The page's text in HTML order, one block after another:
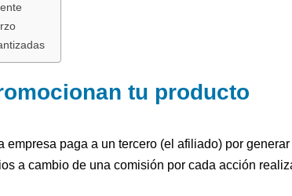
tu producto
paga a un tercero (el afiliado) por
a cambio de una comisión por cada acción